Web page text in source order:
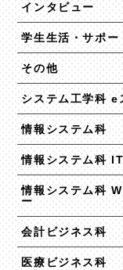
インタビュー
学生生活・サポー
その他
システム工学科 e
情報システム科
情報システム科
情報システム科
ー
会計ビジネス科
医療ビジネス科